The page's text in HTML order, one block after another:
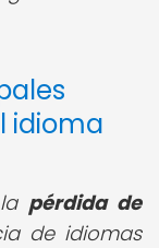
idioma
pérdida de
de idiomas